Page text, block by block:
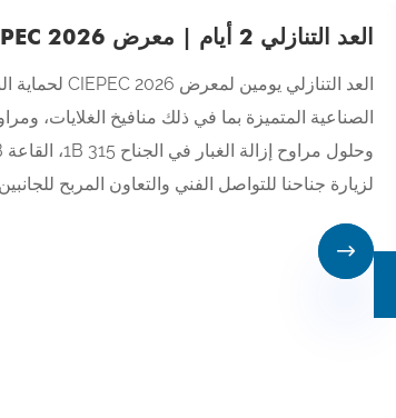
العد التنازلي 2 أيام | معرض CIEPEC 2026 لحماية البيئة في بكين
الصناعية المتميزة بما في ذلك منافيخ الغلايات،
لزيارة جناحنا للتواصل الفني والتعاون المربح
